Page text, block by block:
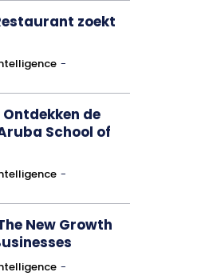
zoekt
-
de
School of
-
New Growth
-